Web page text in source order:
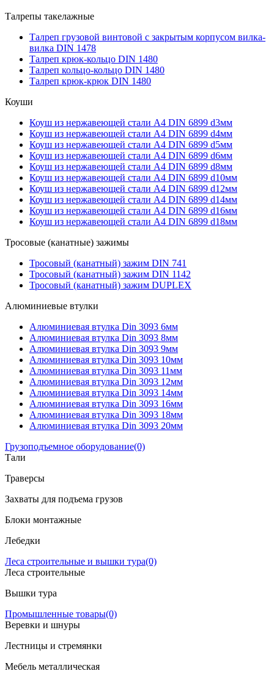
Талрепы такелажные
Талреп грузовой винтовой с закрытым корпусом вилка-
вилка DIN 1478
Талреп крюк-кольцо DIN 1480
Талреп кольцо-кольцо DIN 1480
Талреп крюк-крюк DIN 1480
Коуши
Коуш из нержавеющей стали А4 DIN 6899 d3мм
Коуш из нержавеющей стали А4 DIN 6899 d4мм
Коуш из нержавеющей стали А4 DIN 6899 d5мм
Коуш из нержавеющей стали А4 DIN 6899 d6мм
Коуш из нержавеющей стали А4 DIN 6899 d8мм
Коуш из нержавеющей стали А4 DIN 6899 d10мм
Коуш из нержавеющей стали А4 DIN 6899 d12мм
Коуш из нержавеющей стали А4 DIN 6899 d14мм
Коуш из нержавеющей стали А4 DIN 6899 d16мм
Коуш из нержавеющей стали А4 DIN 6899 d18мм
Тросовые (канатные) зажимы
Тросовый (канатный) зажим DIN 741
Тросовый (канатный) зажим DIN 1142
Тросовый (канатный) зажим DUPLEX
Алюминиевые втулки
Алюминиевая втулка Din 3093 6мм
Алюминиевая втулка Din 3093 8мм
Алюминиевая втулка Din 3093 9мм
Алюминиевая втулка Din 3093 10мм
Алюминиевая втулка Din 3093 11мм
Алюминиевая втулка Din 3093 12мм
Алюминиевая втулка Din 3093 14мм
Алюминиевая втулка Din 3093 16мм
Алюминиевая втулка Din 3093 18мм
Алюминиевая втулка Din 3093 20мм
Грузоподъемное оборудование(0)
Тали
Траверсы
Захваты для подъема грузов
Блоки монтажные
Лебедки
Леса строительные и вышки тура(0)
Леса строительные
Вышки тура
Промышленные товары(0)
Веревки и шнуры
Лестницы и стремянки
Мебель металлическая